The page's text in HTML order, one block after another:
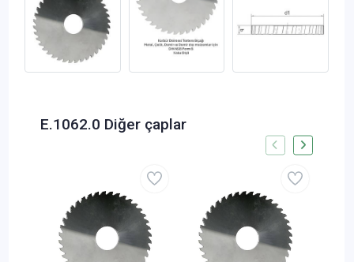
E.1062.0 Diğer çaplar